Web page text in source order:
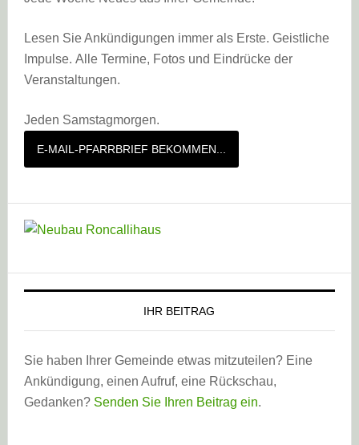
Lesen Sie Ankündigungen immer als Erste. Geistliche
Impulse. Alle Termine, Fotos und Eindrücke der
Veranstaltungen.
Jeden Samstagmorgen.
E-MAIL-PFARRBRIEF BEKOMMEN...
IHR BEITRAG
Sie haben Ihrer Gemeinde etwas mitzuteilen? Eine
Ankündigung, einen Aufruf, eine Rückschau,
Gedanken? Senden Sie Ihren Beitrag ein.